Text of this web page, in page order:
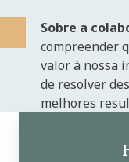
Sobre a
compreender
valor à nossa
de resolver
melhores